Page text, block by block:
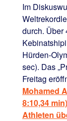
Im
durch. Über
Hürden-
sec). Das
Freitag
Mohamed
8:10,34
Athleten